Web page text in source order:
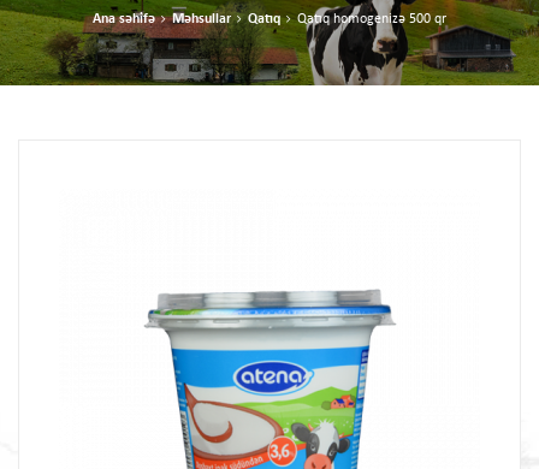
Ana səhifə Məhsullar Qatıq Qatıq homogenizə 500 qr